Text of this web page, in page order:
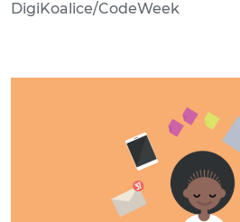
DigiKoalice/CodeWeek